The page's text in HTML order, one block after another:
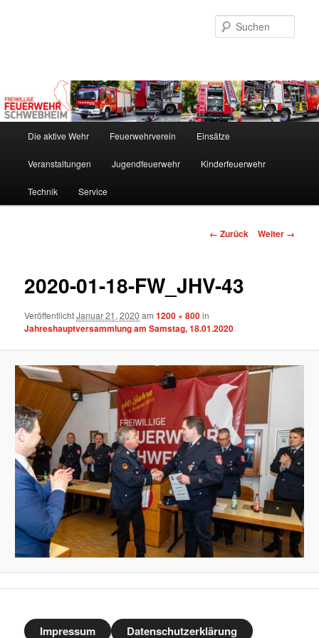
Die aktive Wehr Feuerwehrverein Einsätze
Veranstaltungen Jugendfeuerwehr Kinderfeuerwehr
Technik Service
Bilder-
← Zurück Weiter →
2020-01-18-FW_JHV-43
VeröffentlichtJanuar 21, 2020 am1200 × 800in
Jahreshauptversammlung am Samstag, 18.01.2020
Impressum Datenschutzerklärung